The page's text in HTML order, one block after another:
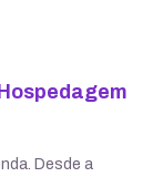
Desde a